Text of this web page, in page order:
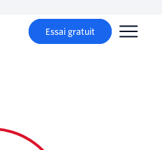
Essai gratuit